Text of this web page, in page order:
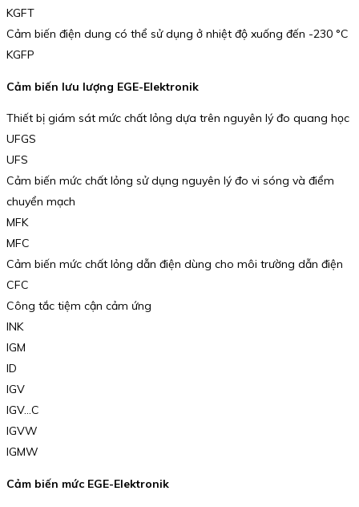
KGFT
Cảm biến điện dung có thể sử dụng ở nhiệt độ xuống đến -230 °C
KGFP
Cảm biến lưu lượng EGE-Elektronik
Thiết bị giám sát mức chất lỏng dựa trên nguyên lý đo quang học
UFGS
UFS
Cảm biến mức chất lỏng sử dụng nguyên lý đo vi sóng và điểm
chuyển mạch
MFK
MFC
Cảm biến mức chất lỏng dẫn điện dùng cho môi trường dẫn điện
CFC
Công tắc tiệm cận cảm ứng
INK
IGM
ID
IGV
IGV…C
IGVW
IGMW
Cảm biến mức EGE-Elektronik